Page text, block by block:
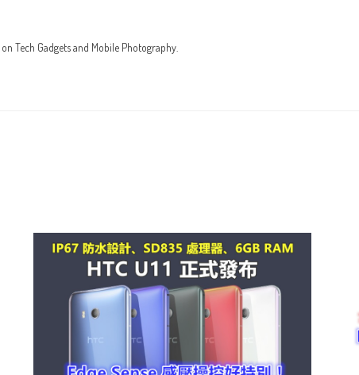
Tech Gadgets and Mobile Photography.